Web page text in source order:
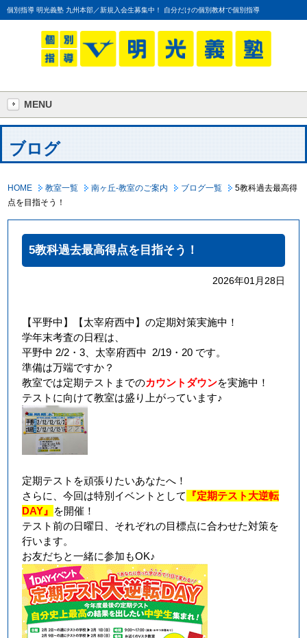
個別指導 明光義塾 九州本部／新規入会生募集中！ 自分だけの個別教材で個別指導
MENU
ブログ
HOME 教室一覧 南ヶ丘-教室のご案内 ブログ一覧
5教科過去最高得
点を目指そう！
5教科過去最高得点を目指そう！
2026年01月28日
【平野中】【太宰府西中】の定期対策実施中！
学年末考査の日程は、
平野中 2/2・3、太宰府西中 2/19・20 です。
準備は万端ですか？
教室では定期テストまでのカウントダウンを実施中！
テストに向けて教室は盛り上がっています♪
定期テストを頑張りたいあなたへ！
さらに、今回は特別イベントとして
『定期テスト大逆転
DAY』 を開催！
テスト前の日曜日、それぞれの目標点に合わせた対策を
行います。
お友だちと一緒に参加もOK♪